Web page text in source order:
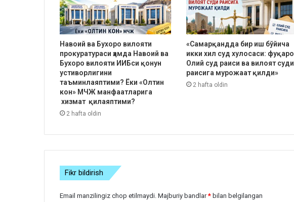
Навоий ва Бухоро вилояти
прокуратураси ҳамда Навоий ва
Бухоро вилояти ИИБси қонун
устиворлигини
таъминлаяптими? Ёки «Олтин
кон» МЧЖ манфаатларига
хизмат қилаяптими?
2 hafta oldin
«Самарқандда бир иш бўйича
икки хил суд хулосаси: фуқаро
Олий суд раиси ва вилоят суди
раисига мурожаат қилди»
2 hafta oldin
Fikr bildirish
Email manzilingiz chop etilmaydi. Majburiy bandlar* bilan belgilangan